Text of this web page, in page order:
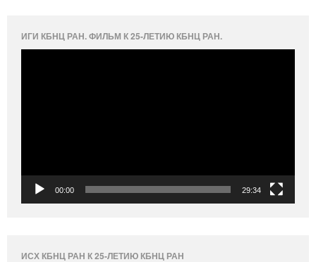
ИГИ КБНЦ РАН. ФИЛЬМ К 25-ЛЕТИЮ КБНЦ РАН.
00:00 29:34
ИСХ КБНЦ РАН К 25-ЛЕТИЮ КБНЦ РАН